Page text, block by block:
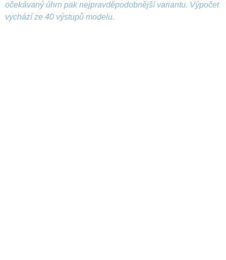
očekávaný úhrn pak nejpravděpodobnější variantu. Výpočet
vychází ze 40 výstupů modelu.